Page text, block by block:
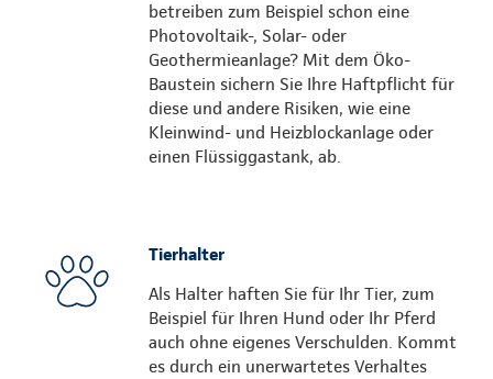
betreiben zum Beispiel schon eine
Photovoltaik-, Solar- oder
Geothermieanlage? Mit dem Öko-
Baustein sichern Sie Ihre Haftpflicht für
diese und andere Risiken, wie eine
Kleinwind- und Heizblockanlage oder
einen Flüssiggastank, ab.
Tierhalter
Als Halter haften Sie für Ihr Tier, zum
Beispiel für Ihren Hund oder Ihr Pferd
auch ohne eigenes Verschulden. Kommt
es durch ein unerwartetes Verhaltes